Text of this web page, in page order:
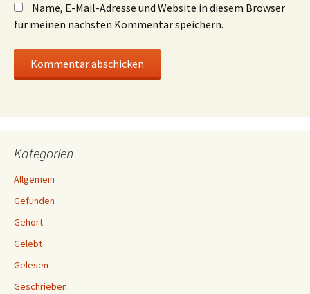
Name, E-Mail-Adresse und Website in diesem Browser
für meinen nächsten Kommentar speichern.
Kategorien
Allgemein
Gefunden
Gehört
Gelebt
Gelesen
Geschrieben